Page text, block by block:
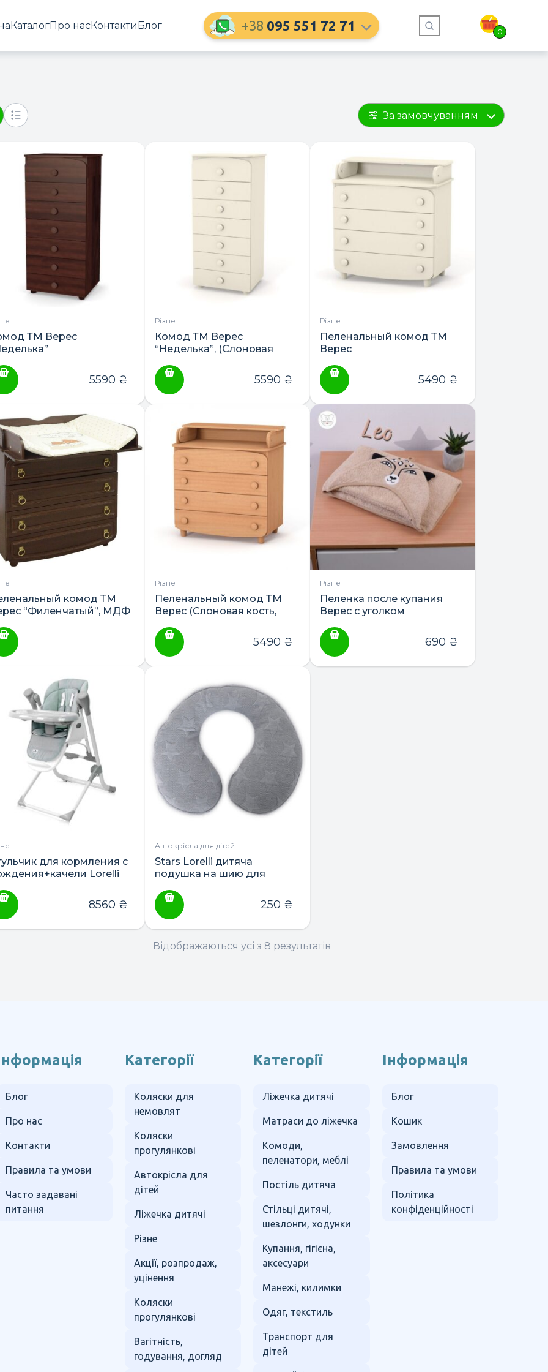
КаталогПро насКонтактиБлог +38 095 551 72 71 0
ПОШУК ТОВАРІВ:
За замовчуванням
ТМ Верес
5590 ₴
Різне
Комод ТМ Верес
“Неделька”, (Слоновая
5590 ₴
Різне
Пеленальный комод ТМ
Верес
5490 ₴
комод ТМ
“Филенчатый”, МДФ
Різне
Пеленальный комод ТМ
Верес (Слоновая кость,
5490 ₴
Різне
Пеленка после купания
Верес с уголком
690 ₴
для кормления с
Lorelli
8560 ₴
Автокрісла для дітей
Stars Lorelli дитяча
подушка на шию для
250 ₴
Відображаються усі з 8 результатів
Блог
Про нас
Контакти
Правила та умови
Часто задавані
питання
Категорії
Коляски для
немовлят
Коляски
прогулянкові
Автокрісла для
дітей
Ліжечка дитячі
Різне
Акції, розпродаж,
уцінення
Коляски
прогулянкові
Вагітність,
годування, догляд
Категорії
Ліжечка дитячі
Матраси до ліжечка
Комоди,
пеленатори, меблі
Постіль дитяча
Стільці дитячі,
шезлонги, ходунки
Купання, гігієна,
аксесуари
Манежі, килимки
Одяг, текстиль
Транспорт для
дітей
Інформація
Блог
Кошик
Замовлення
Правила та умови
Політика
конфіденційності